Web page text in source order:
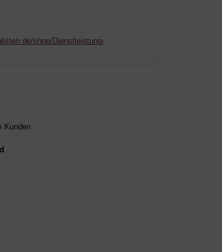
shop/Dienstleistung-
Kunden